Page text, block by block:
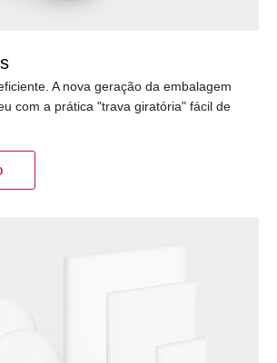
A nova geração da embalagem
com a prática "trava giratória" fácil de